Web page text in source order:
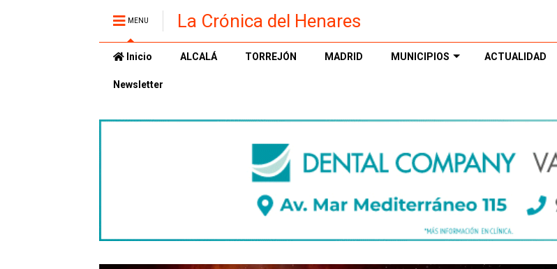
MENU La Crónica del Henares
Inicio ALCALÁ TORREJÓN MADRID MUNICIPIOS ACTUALIDAD
Newsletter